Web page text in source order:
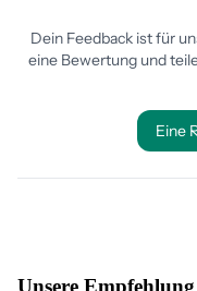
Unsere Empfehlung